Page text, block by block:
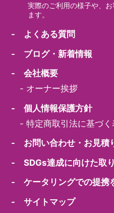
実際のご利用の様子や、
ます。
- よくある質問
- ブログ・新着情報
- 会社概要
- オーナー挨拶
- 個人情報保護方針
-特定商取引法に基づく
- お問い合わせ・お見積
- SDGs達成に向けた取
- ケータリングでの提携
- サイトマップ